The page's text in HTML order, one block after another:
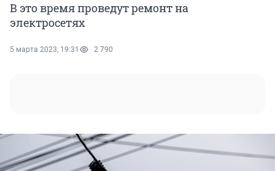
В это время проведут ремонт на
электросетях
5 марта 2023, 19:31 2 790